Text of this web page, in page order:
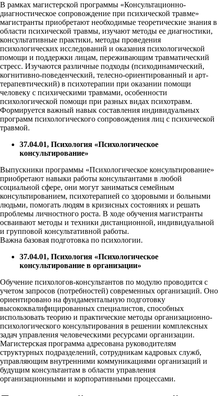
В рамках магистерской программы «Консультационно-
диагностическое сопровождение при психической травме»
магистранты приобретают необходимые теоретические знания в
области психической травмы, изучают методы ее диагностики,
консультативные практики, методы проведения
психологических исследований и оказания психологической
помощи и поддержки лицам, переживающим травматический
стресс. Изучаются различные подходы (психодинамический,
когнитивно-поведенческий, телесно-ориентированный и арт-
терапевтический) в психотерапии при оказании помощи
человеку с психическими травмами, особенности
психологической помощи при разных видах психотравм.
Формируется важный навык составления индивидуальных
программ психологического сопровождения лиц с психической
травмой.
37.04.01, Психология «Психологическое
консультирование»
Выпускники программы «Психологическое консультирование»
приобретают навыки работы консультантами в любой
социальной сфере, они могут заниматься семейным
консультированием, психотерапией со здоровыми и больными
людьми, помогать людям в кризисных состояниях и решать
проблемы личностного роста. В ходе обучения магистранты
осваивают методы и техники дистанционной, индивидуальной
и групповой консультативной работы.
Важна базовая подготовка по психологии.
37.04.01, Психология «Психологическое
консультирование в организации»
Обучение психологов-консультантов по модулю проводится с
учетом запросов (потребностей) современных организаций. Оно
ориентировано на фундаментальную подготовку
высококвалифицированных специалистов, способных
использовать теорию и практические методы организационно-
психологического консультирования в решении комплексных
задач управления человеческими ресурсами организации.
Магистерская программа адресована руководителям
структурных подразделений, сотрудникам кадровых служб,
управляющим внутренними коммуникациями организаций и
будущим консультантам в области управления
организационными и корпоративными процессами.